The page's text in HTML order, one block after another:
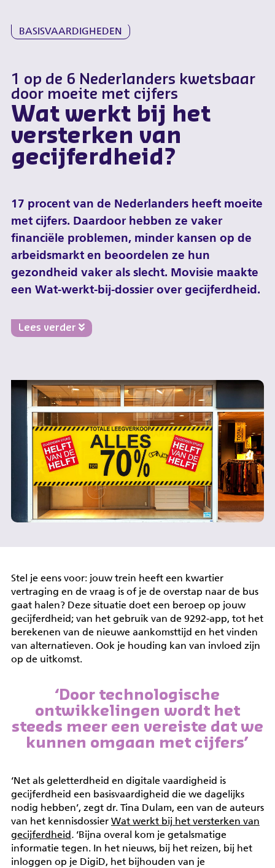
en
inhoud
gaan
BASISVAARDIGHEDEN
1 op de 6 Nederlanders kwetsbaar
door moeite met cijfers
Wat werkt bij het
versterken van
gecijferdheid?
17 procent van de Nederlanders heeft moeite
met cijfers. Daardoor hebben ze vaker
financiële problemen, minder kansen op de
arbeidsmarkt en beoordelen ze hun
gezondheid vaker als slecht. Movisie maakte
een Wat-werkt-bij-dossier over gecijferdheid.
Lees verder
Stel je eens voor: jouw trein heeft een kwartier
vertraging en de vraag is of je de overstap naar de bus
gaat halen? Deze situatie doet een beroep op jouw
gecijferdheid; van het gebruik van de 9292-app, tot het
berekenen van de nieuwe aankomsttijd en het vinden
van alternatieven. Ook je houding kan van invloed zijn
op de uitkomst.
‘Door technologische
ontwikkelingen wordt het
steeds meer een vereiste dat we
kunnen omgaan met cijfers’
‘Net als geletterdheid en digitale vaardigheid is
gecijferdheid een basisvaardigheid die we dagelijks
nodig hebben’, zegt dr. Tina Dulam, een van de auteurs
van het kennisdossier Wat werkt bij het versterken van
gecijferdheid. ‘Bijna overal kom je getalsmatige
informatie tegen. In het nieuws, bij het reizen, bij het
inloggen op je DigiD, het bijhouden van je